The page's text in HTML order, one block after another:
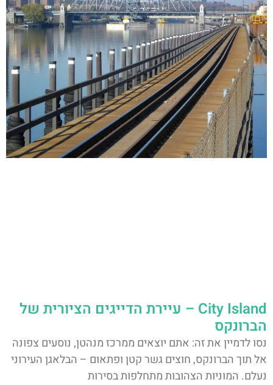
City Island – עיירת הדייגים הציורית של
הברונקס
נסו לדמיין את זה: אתם יוצאים ממרכז מנהטן, נוסעים צפונה
אל תוך הברונקס, חוצים גשר קטן ופתאום – הבלאגן העירוני
נעלם. המוניות הצהובות מתחלפות בסירות